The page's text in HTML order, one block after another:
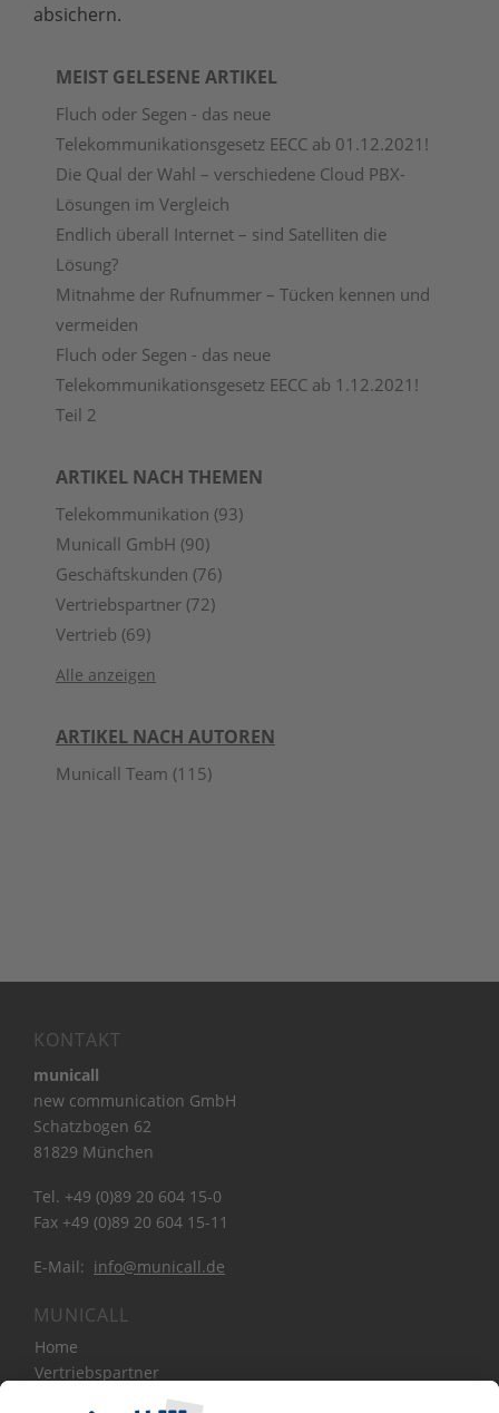
absichern.
MEIST GELESENE ARTIKEL
Fluch oder Segen - das neue
Telekommunikationsgesetz EECC ab 01.12.2021!
Die Qual der Wahl – verschiedene Cloud PBX-
Lösungen im Vergleich
Endlich überall Internet – sind Satelliten die
Lösung?
Mitnahme der Rufnummer – Tücken kennen und
vermeiden
Fluch oder Segen - das neue
Telekommunikationsgesetz EECC ab 1.12.2021!
Teil 2
ARTIKEL NACH THEMEN
Telekommunikation (93)
Municall GmbH (90)
Geschäftskunden (76)
Vertriebspartner (72)
Vertrieb (69)
Alle anzeigen
ARTIKEL NACH AUTOREN
Municall Team (115)
KONTAKT
municall
new communication GmbH
Schatzbogen 62
81829 München
Tel. +49 (0)89 20 604 15-0
Fax +49 (0)89 20 604 15-11
E-Mail: info@municall.de
MUNICALL
Home
Vertriebspartner